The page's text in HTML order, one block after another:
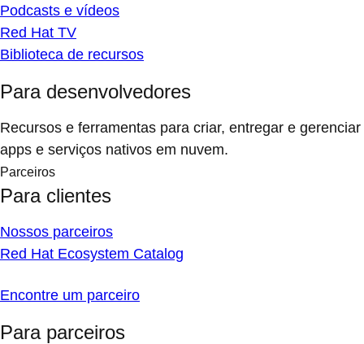
Podcasts e vídeos
Red Hat TV
Biblioteca de recursos
Para desenvolvedores
Recursos e ferramentas para criar, entregar e gerenciar
apps e serviços nativos em nuvem.
Parceiros
Para clientes
Nossos parceiros
Red Hat Ecosystem Catalog
Encontre um parceiro
Para parceiros